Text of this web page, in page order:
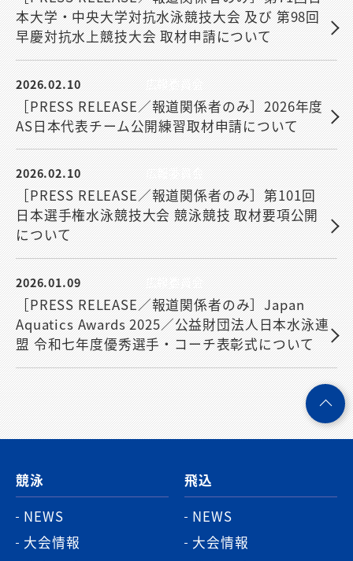
本大学・中央大学対抗水泳競技大会 及び 第98回
早慶対抗水上競技大会 取材申請について
2026.02.10 広報委員会
［PRESS RELEASE／報道関係者のみ］2026年度
AS日本代表チーム公開練習取材申請について
2026.02.10 広報委員会
［PRESS RELEASE／報道関係者のみ］第101回
日本選手権水泳競技大会 競泳競技 取材要項公開
について
2026.01.09 広報委員会
［PRESS RELEASE／報道関係者のみ］Japan
Aquatics Awards 2025／公益財団法人日本水泳連
盟 令和七年度優秀選手・コーチ表彰式について
競泳
NEWS
大会情報
飛込
NEWS
大会情報